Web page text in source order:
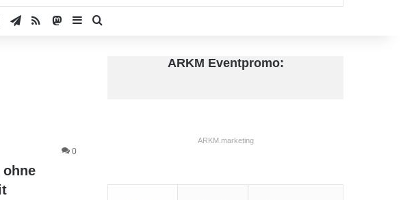
InstagramTelegram
RSSMastodon
Sidebar
0
ohne
ARKM Eventpromo:
ARKM.marketing